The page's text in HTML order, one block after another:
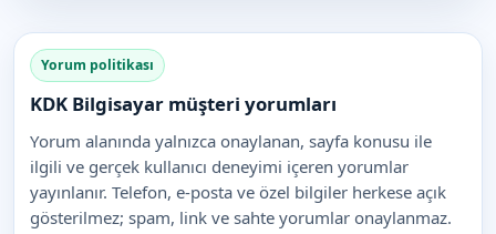
Yorum politikası
KDK Bilgisayar müşteri yorumları
Yorum alanında yalnızca onaylanan, sayfa konusu ile
ilgili ve gerçek kullanıcı deneyimi içeren yorumlar
yayınlanır. Telefon, e-posta ve özel bilgiler herkese açık
gösterilmez; spam, link ve sahte yorumlar onaylanmaz.